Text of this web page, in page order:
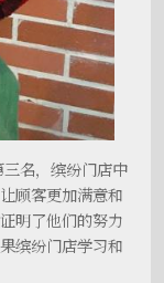
名，缤纷门店中
顾客更加满意和
明了他们的努力
缤纷门店学习和